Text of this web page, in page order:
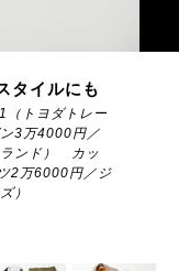
タイルにも
（トヨダトレー
3万4000円／
ランド） カッ
2万6000円／ジ
）